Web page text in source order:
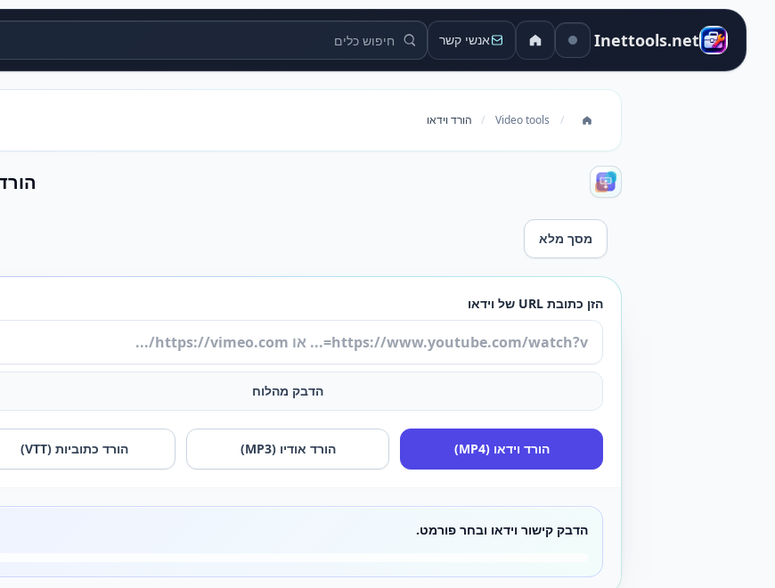
Inettools.net אנשי קשר חיפוש כלים
/
Video tools
/ הורד וידאו
הורד וידאו
מסך מלא
הזן כתובת URL של וידאו
הדבק מהלוח
הורד וידאו (MP4) הורד אודיו (MP3) הורד כתוביות (VTT)
הדבק קישור וידאו ובחר פורמט.